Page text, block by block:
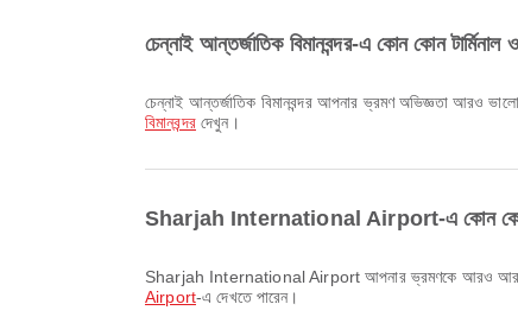
চেন্নাই আন্তর্জাতিক বিমানবন্দর-এ কোন কোন টার্মিনাল
চেন্নাই আন্তর্জাতিক বিমানবন্দর আপনার ভ্রমণ অভিজ্ঞতা আরও
বিমানবন্দরদেখুন।
Sharjah International Airport-এ কোন কোন
Sharjah International Airport আপনার ভ্রমণকে আরও
Airport-এ দেখতে পারেন।